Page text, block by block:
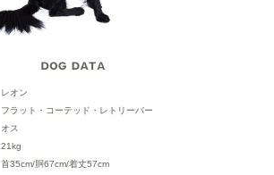
レオン
フラット・コーテッド・レトリーバー
オス
21kg
首35cm/胴67cm/着丈57cm